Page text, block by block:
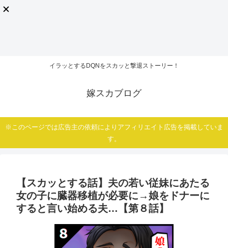
イラッとするDQNをスカッと撃退ストーリー！
嫁スカブログ
※このページでは広告主の依頼によりアフィリエイト広告を掲載していま
す。
【スカッとする話】夫の若い従妹にあたる
女の子に臓器移植が必要に→娘をドナーに
すると言い始める夫…【第８話】